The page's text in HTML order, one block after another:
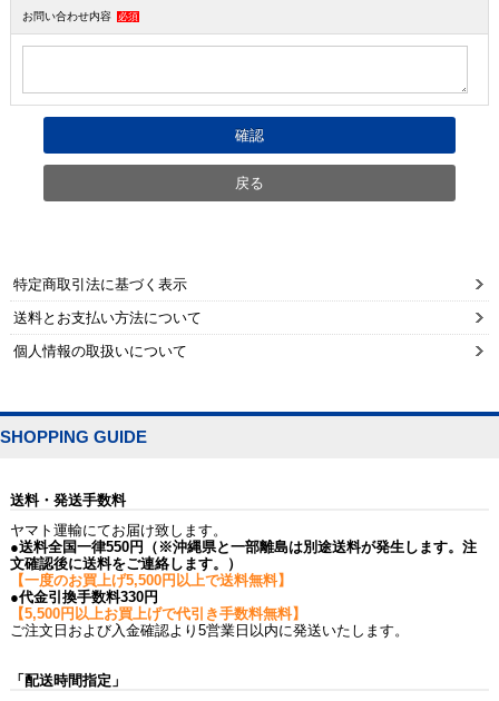
お問い合わせ内容 必須
特定商取引法に基づく表示
送料とお支払い方法について
個人情報の取扱いについて
SHOPPING GUIDE
送料・発送手数料
ヤマト運輸にてお届け致します。
●送料全国一律550円（※沖縄県と一部離島は別途送料が発生します。注
文確認後に送料をご連絡します。）
【一度のお買上げ5,500円以上で送料無料】
●代金引換手数料330円
【5,500円以上お買上げで代引き手数料無料】
ご注文日および入金確認より5営業日以内に発送いたします。
「配送時間指定」